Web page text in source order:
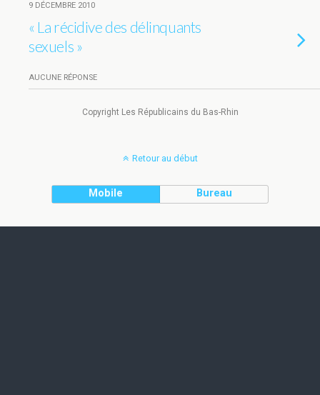
9 DÉCEMBRE 2010
« La récidive des délinquants
sexuels »
AUCUNE RÉPONSE
Copyright Les Républicains du Bas-Rhin
Retour au début
Mobile Bureau